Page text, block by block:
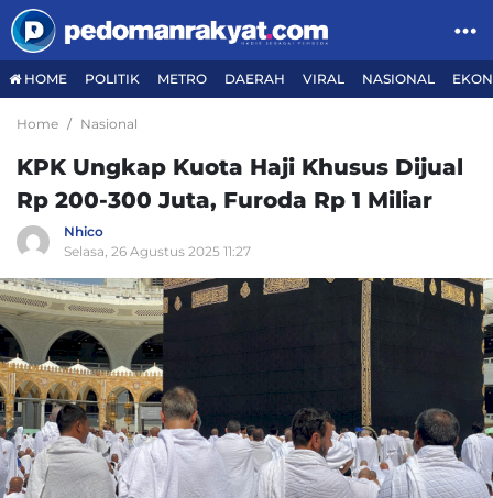
HOME POLITIK METRO DAERAH VIRAL NASIONAL
Home Nasional
KPK Ungkap Kuota Haji Khusus Dijual
Rp 200-300 Juta, Furoda Rp 1 Miliar
Nhico
Selasa, 26 Agustus 2025 11:27